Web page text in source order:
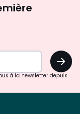
OK
à la newsletter depuis